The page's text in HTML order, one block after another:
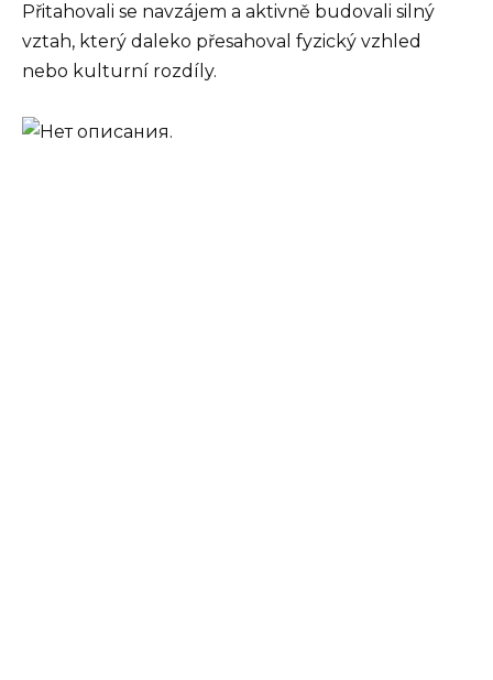
Přitahovali se navzájem a aktivně budovali silný
vztah, který daleko přesahoval fyzický vzhled
nebo kulturní rozdíly.